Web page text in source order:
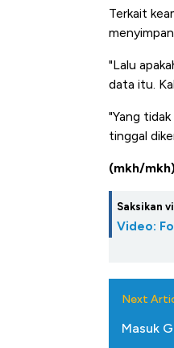
Terkait
"Lalu
data itu.
"Yang
tinggal
(mkh/
Saksikan
Video:
Next
Masuk